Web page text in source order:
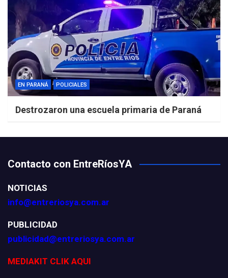
EN PARANÁ POLICIALES
Destrozaron una escuela primaria de Paraná
Contacto con EntreRíosYA
NOTICIAS
info@entreriosya.com.ar
PUBLICIDAD
publicidad@entreriosya.com.ar
MEDIAKIT CLIK AQUI